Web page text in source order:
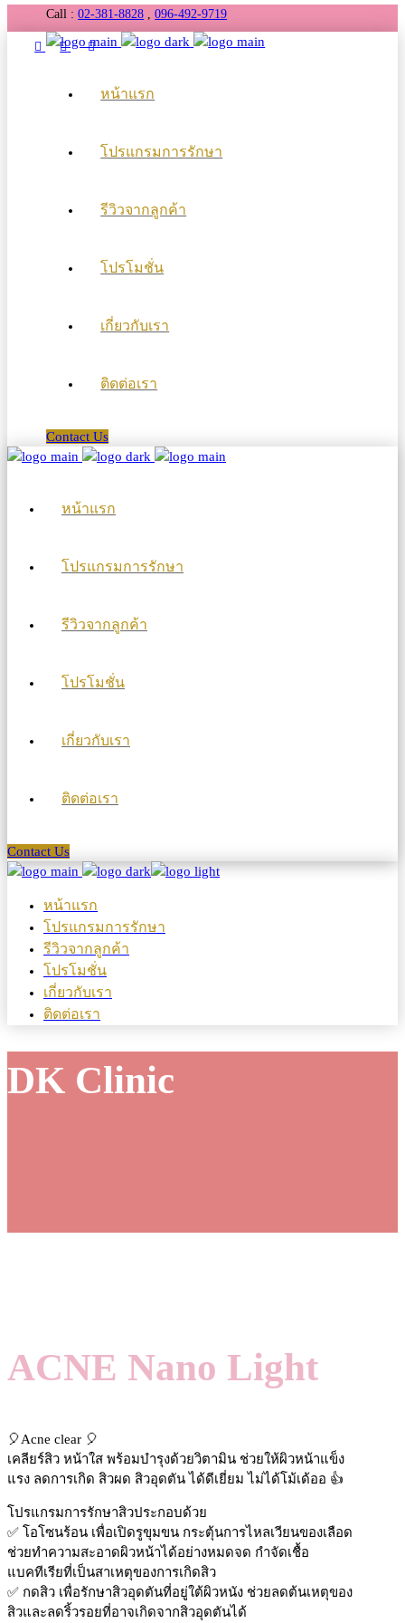
Call :02-381-8828 ,096-492-9719
หน้าแรก
โปรแกรมการรักษา
รีวิวจากลูกค้า
โปรโมชั่น
เกี่ยวกับเรา
ติดต่อเรา
Contact Us
หน้าแรก
โปรแกรมการรักษา
รีวิวจากลูกค้า
โปรโมชั่น
เกี่ยวกับเรา
ติดต่อเรา
Contact Us
หน้าแรก
โปรแกรมการรักษา
รีวิวจากลูกค้า
โปรโมชั่น
เกี่ยวกับเรา
ติดต่อเรา
DK Clinic
ACNE Nano Light
🎈Acne clear 🎈
เคลียร์สิว หน้าใส พร้อมบำรุงด้วยวิตามิน ช่วยให้ผิวหน้าแข็ง
แรง ลดการเกิด สิวผด สิวอุดตัน ได้ดีเยี่ยม ไม่ได้โม้เด้ออ 👍
โปรแกรมการรักษาสิวประกอบด้วย
✅ โอโซนร้อน เพื่อเปิดรูขุมขน กระตุ้นการไหลเวียนของเลือด
ช่วยทำความสะอาดผิวหน้าได้อย่างหมดจด กำจัดเชื้อ
แบคทีเรียที่เป็นสาเหตุของการเกิดสิว
✅ กดสิว เพื่อรักษาสิวอุดตันที่อยู่ใต้ผิวหนัง ช่วยลดต้นเหตุของ
สิวและลดริ้วรอยที่อาจเกิดจากสิวอุดตันได้